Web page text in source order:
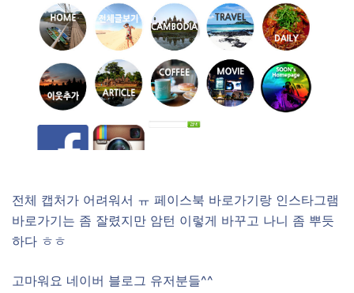
전체 캡처가 어려워서 ㅠ 페이스북 바로가기랑 인스타그램
바로가기는 좀 잘렸지만 암턴 이렇게 바꾸고 나니 좀 뿌듯
하다 ㅎㅎ
고마워요 네이버 블로그 유저분들^^